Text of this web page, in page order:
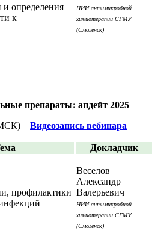
определения
к
НИИ антимикробной
химиотерапии СГМУ
(Смоленск)
препараты: апдейт 2025
(МСК) Видеозапись вебинара
Докладчик
профилактики
Веселов
Александр
Валерьевич
НИИ антимикробной
химиотерапии СГМУ
(Смоленск)